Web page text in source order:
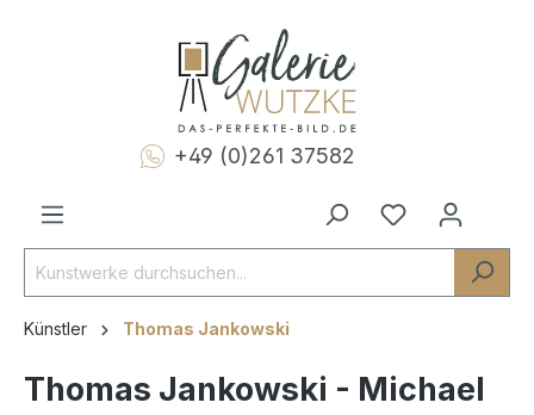
+49 (0)261 37582
Künstler Thomas Jankowski
Thomas Jankowski - Michael